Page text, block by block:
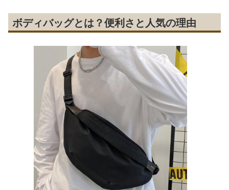
ボディバッグとは？便利さと人気の理由